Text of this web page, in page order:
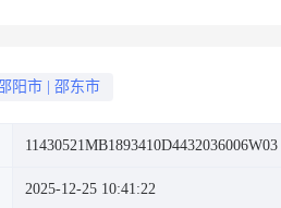
阳市 邵东市
11430521MB1893410D4432036006W03
2025-12-25 10:41:22